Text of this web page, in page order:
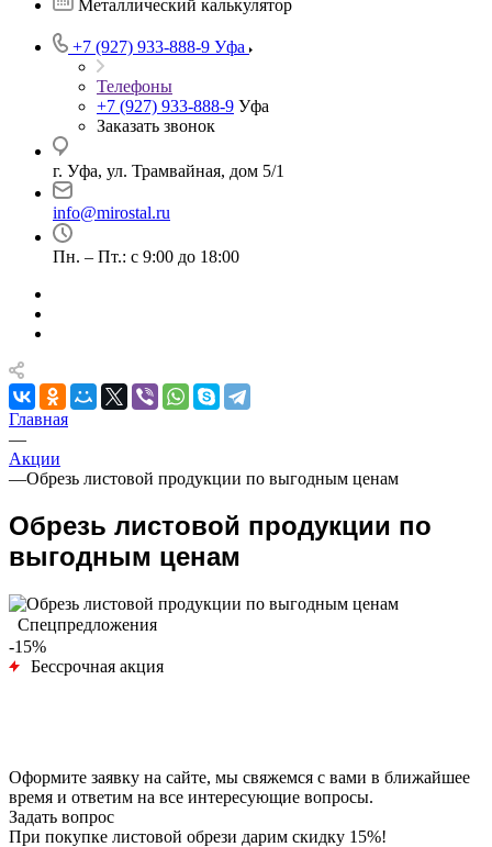
Металлический калькулятор
+7 (927) 933-888-9 Уфа
Телефоны
+7 (927) 933-888-9 Уфа
Заказать звонок
г. Уфа, ул. Трамвайная, дом 5/1
info@mirostal.ru
Пн. – Пт.: с 9:00 до 18:00
Главная
—
Акции
—Обрезь листовой продукции по выгодным ценам
Обрезь листовой продукции по
выгодным ценам
Спецпредложения
-15%
Бессрочная акция
Оформите заявку на сайте, мы свяжемся с вами в ближайшее
время и ответим на все интересующие вопросы.
Задать вопрос
При покупке листовой обрези дарим скидку 15%!